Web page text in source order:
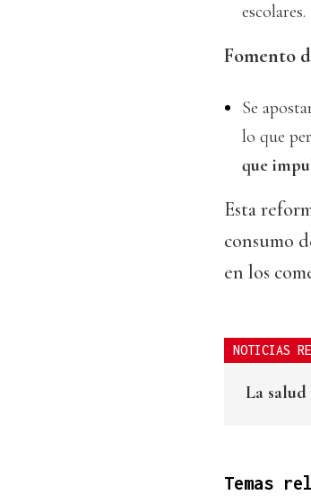
escolares.
Fomento
Se
lo que
que
Esta
consumo
en los
NOTICIAS
La
Temas